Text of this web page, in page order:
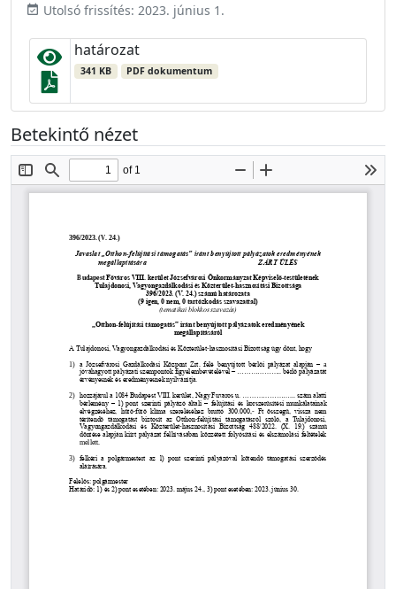
event_available Utolsó frissítés: 2023. június 1.
határozat
341 KB PDF dokumentum
Betekintő nézet